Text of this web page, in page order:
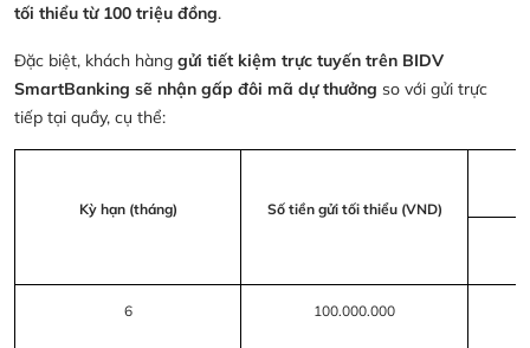
tối thiểu từ 100 triệu đồng.
Đặc biệt, khách hàng gửi tiết kiệm trực tuyến trên BIDV
SmartBanking sẽ nhận gấp đôi mã dự thưởng so với gửi trực
tiếp tại quầy, cụ thể:
Kỳ hạn (tháng) Số tiền gửi tối thiểu (VND)
6 100.000.000